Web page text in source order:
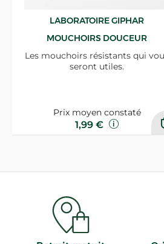
LABORATOIRE GIPHAR
MOUCHOIRS DOUCEUR
Les mouchoirs résistants qui
seront utiles.
Prix moyen constaté
1,99 €